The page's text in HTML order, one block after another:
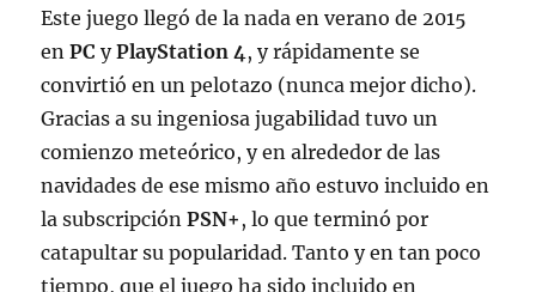
Este juego llegó de la nada en verano de 2015
enPC yPlayStation 4, y rápidamente se
convirtió en un pelotazo (nunca mejor dicho).
Gracias a su ingeniosa jugabilidad tuvo un
comienzo meteórico, y en alrededor de las
navidades de ese mismo año estuvo incluido en
la subscripciónPSN+, lo que terminó por
catapultar su popularidad. Tanto y en tan poco
tiempo, que el juego ha sido incluido en